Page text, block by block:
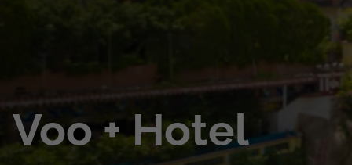
Cruzeiros
Promoções
Voo + Hotel